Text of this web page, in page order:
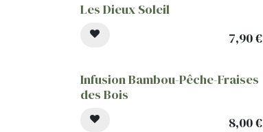
Les Dieux Soleil
7,90€
Infusion Bambou-Pêche-Fraises
des Bois
8,00€